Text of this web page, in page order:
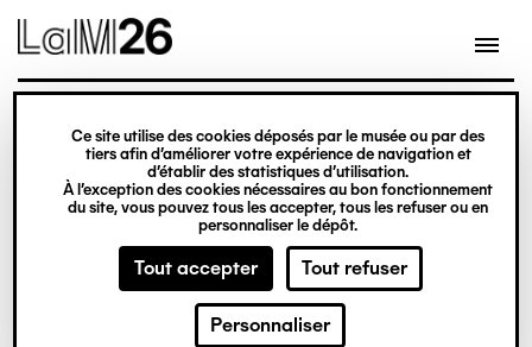
Gestion des cookies
Ce site utilise des cookies déposés par le musée ou par des
tiers afin d’améliorer votre expérience de navigation et
d’établir des statistiques d’utilisation.
À l’exception des cookies nécessaires au bon fonctionnement
du site, vous pouvez tous les accepter, tous les refuser ou en
personnaliser le dépôt.
Tout accepter Tout refuser
Personnaliser
contenu